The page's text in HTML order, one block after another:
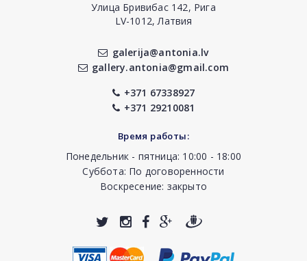
Улица Бривибас 142, Рига
LV-1012, Латвия
galerija@antonia.lv
gallery.antonia@gmail.com
+371 67338927
+371 29210081
Время работы:
Понедельник - пятница: 10:00 - 18:00
Суббота: По договоренности
Воскресение: закрыто